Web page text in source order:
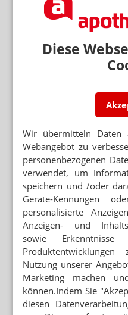
Diese
Wir übermitteln Daten
Webangebot zu
personenbezogenen
verwendet, um
speichern und /oder
Geräte-Kennungen
personalisierte
Anzeigen- und
sowie
Nutzung unserer
Marketing machen
können.Indem Sie
diesen
„GERECHT! GESUND!
Hanfparade:
Legalisierung
Kinder und soziale